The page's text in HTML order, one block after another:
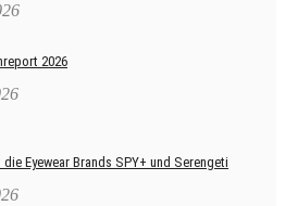
2026
Eyewear Brands SPY+ und Serengeti